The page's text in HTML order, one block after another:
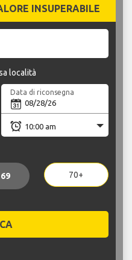
INSUPERABILE
località
Data di riconsegna
70+